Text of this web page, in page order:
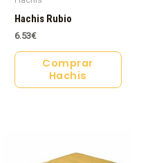
Hachis Rubio
6.53€
Comprar
Hachis